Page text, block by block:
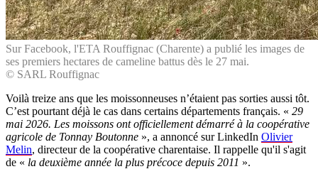
Sur Facebook, l'ETA Rouffignac (Charente) a publié les images de
ses premiers hectares de cameline battus dès le 27 mai.
© SARL Rouffignac
Voilà treize ans que les moissonneuses n’étaient pas sorties aussi tôt.
C’est pourtant déjà le cas dans certains départements français. « 29
mai 2026. Les moissons ont officiellement démarré à la coopérative
agricole de Tonnay Boutonne », a annoncé sur LinkedIn Olivier
Melin, directeur de la coopérative charentaise. Il rappelle qu'il s'agit
de « la deuxième année la plus précoce depuis 2011 ».